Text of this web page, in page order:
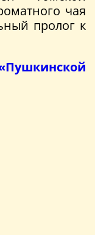
чая
пролог к